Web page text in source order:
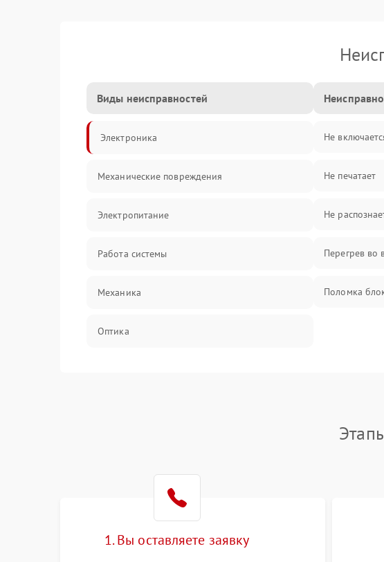
Виды неисправностей
Электроника
Механические повреждения
Электропитание
Работа системы
Механика
Оптика
Электронные компоненты
Не
Не печатает
Не
Перегрев во
Поломка
1. Вы оставляете заявку